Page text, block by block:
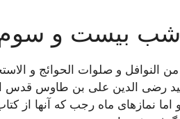
شب بیست و سوم
النوافل و صلوات الحوائج و
رضی الدین علی بن طاوس قدس
اما نمازهای ماه رجب که آنها